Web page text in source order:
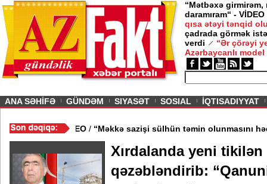
“Mətbəxə girmirəm,
daramıram“ - VİDEO
qısa ətəyi tənqid
çadrada görmək
verdi
“Ər çörəyi
Azərbaycanlı model
ANA SƏHİFƏ GÜNDƏM SIYASƏT SOSIAL İQTISADIYYAT
kənarlaşdırılıb - VİDEO/“Məkkə sazişi sülhün təmin
Xırdalanda yeni
qəzəbləndirib: